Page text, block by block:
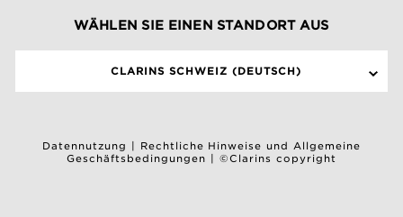
WÄHLEN SIE EINEN STANDORT AUS
CLARINS SCHWEIZ (DEUTSCH)
Datennutzung
Rechtliche Hinweise und Allgemeine
Geschäftsbedingungen
©Clarins copyright